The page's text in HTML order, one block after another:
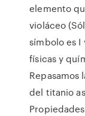
elemento
violáceo
símbolo es
físicas y
Repasamos
del titanio